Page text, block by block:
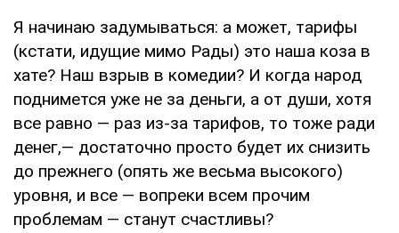
Я начинаю задумываться: а может, тарифы
(кстати, идущие мимо Рады) это наша коза в
хате? Наш взрыв в комедии? И когда народ
поднимется уже не за деньги, а от души, хотя
все равно — раз из-за тарифов, то тоже ради
денег,— достаточно просто будет их снизить
до прежнего (опять же весьма высокого)
уровня, и все — вопреки всем прочим
проблемам — станут счастливы?